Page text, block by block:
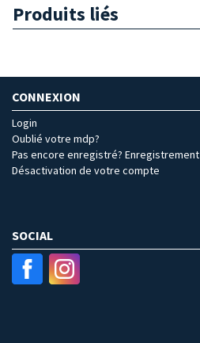
Produits liés
CONNEXION
Login
Oublié votre mdp?
Pas encore enregistré? Enregistrement
Désactivation de votre compte
SOCIAL